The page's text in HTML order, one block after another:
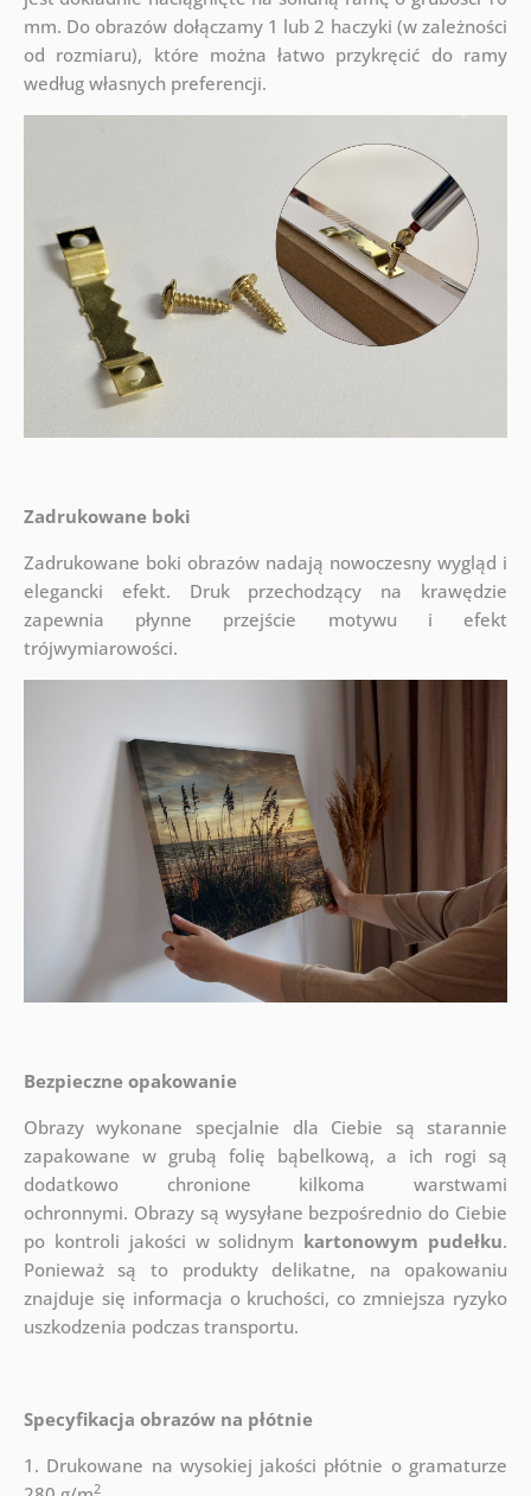
mm. Do obrazów dołączamy 1 lub 2 haczyki (w zależności
od rozmiaru), które można łatwo przykręcić do ramy
według własnych preferencji.
Zadrukowane boki
Zadrukowane boki obrazów nadają nowoczesny wygląd i
elegancki efekt. Druk przechodzący na krawędzie
zapewnia płynne przejście motywu i efekt
trójwymiarowości.
Bezpieczne opakowanie
Obrazy wykonane specjalnie dla Ciebie są starannie
zapakowane w grubą folię bąbelkową, a ich rogi są
dodatkowo chronione kilkoma warstwami
ochronnymi. Obrazy są wysyłane bezpośrednio do Ciebie
po kontroli jakości w solidnym kartonowym pudełku.
Ponieważ są to produkty delikatne, na opakowaniu
znajduje się informacja o kruchości, co zmniejsza ryzyko
uszkodzenia podczas transportu.
Specyfikacja obrazów na płótnie
1. Drukowane na wysokiej jakości płótnie o gramaturze
2